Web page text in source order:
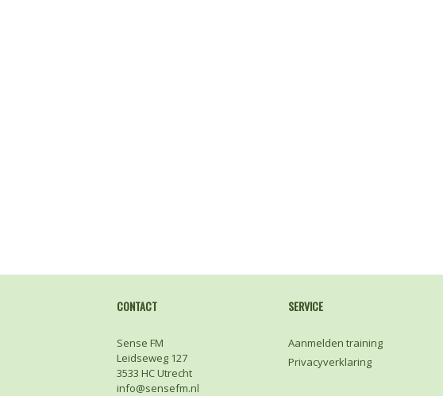
CONTACT
Sense FM
Leidseweg 127
3533 HC Utrecht
info@sensefm.nl
SERVICE
Aanmelden training
Privacyverklaring